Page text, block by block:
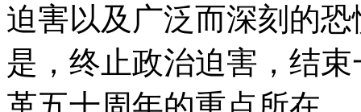
迫害以及广泛而深刻的
是，终止政治迫害，结